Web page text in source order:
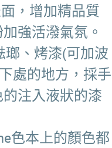
，增加精品質
強活潑氣氛。
、烤漆(可加波
處的地方，採手
注入液狀的漆
色本上的顏色都